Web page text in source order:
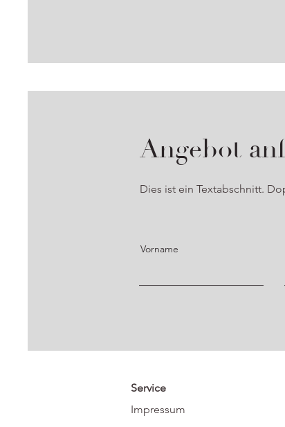
Angebot
Dies ist ein Textabschnitt.
Vorname
Service
Impressum